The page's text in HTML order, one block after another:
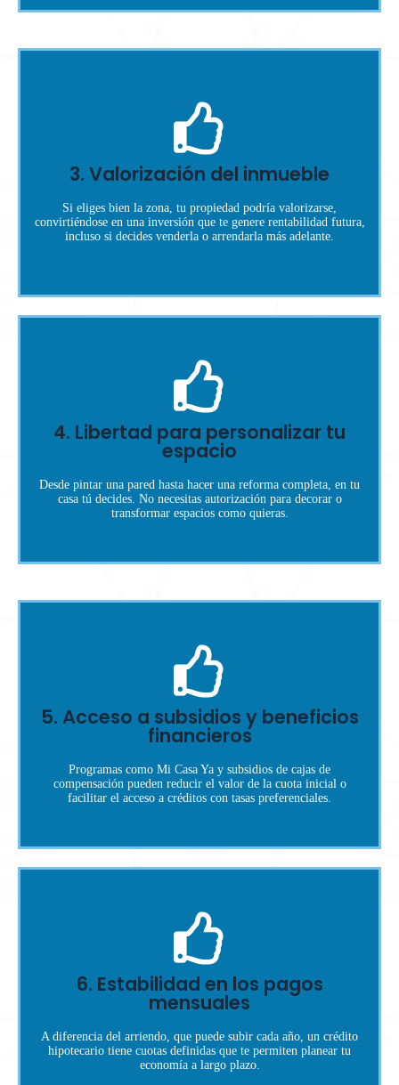
3. Valorización del inmueble
Si eliges bien la zona, tu propiedad podría valorizarse,
convirtiéndose en una inversión que te genere rentabilidad futura,
incluso si decides venderla o arrendarla más adelante.
❌ Error: No investigar el mercado de
A veces una casa puede parecer buena, pero si el sector no
tiene proyección, podrías perder valor. Analiza la
valorización histórica, vías de acceso, y proyectos cercanos.
4. Libertad para personalizar tu
espacio
Desde pintar una pared hasta hacer una reforma completa, en tu
casa tú decides. No necesitas autorización para decorar o
transformar espacios como quieras.
❌ Error: No revisar normativas de
propiedad horizontal.
Si compras en conjunto cerrado, pueden existir reglas que
limiten modificaciones estructurales. Verifica antes de
comprar.
5. Acceso a subsidios y beneficios
financieros
Programas como Mi Casa Ya y subsidios de cajas de
compensación pueden reducir el valor de la cuota inicial o
facilitar el acceso a créditos con tasas preferenciales.
❌ Error: No consultar si aplicas a un
subsidio.
Muchas personas no saben que pueden recibir ayudas del
Estado o entidades privadas. Asegúrate de averiguar antes
de tomar decisiones de financiamiento.
6. Estabilidad en los pagos
mensuales
A diferencia del arriendo, que puede subir cada año, un crédito
hipotecario tiene cuotas definidas que te permiten planear tu
economía a largo plazo.
❌ Error: Aceptar condiciones sin
entenderlas.
Algunos créditos pueden tener incrementos o cláusulas
variables. Asegúrate de entender tu contrato y consulta cada
término.